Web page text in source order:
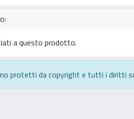
a questo prodotto.
protetti da copyright e tutti i diritti